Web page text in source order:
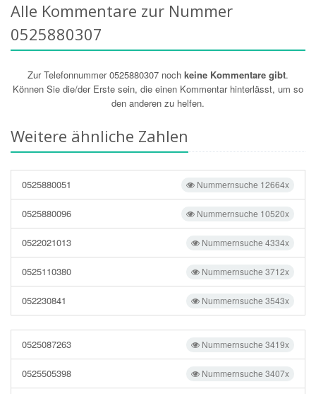
Alle Kommentare zur Nummer
0525880307
Zur Telefonnummer 0525880307 noch keine Kommentare gibt.
Können Sie die/der Erste sein, die einen Kommentar hinterlässt, um so
den anderen zu helfen.
Weitere ähnliche Zahlen
Nummernsuche 12664x
0525880051
Nummernsuche 10520x
0525880096
Nummernsuche 4334x
0522021013
Nummernsuche 3712x
0525110380
Nummernsuche 3543x
052230841
Nummernsuche 3419x
0525087263
Nummernsuche 3407x
0525505398